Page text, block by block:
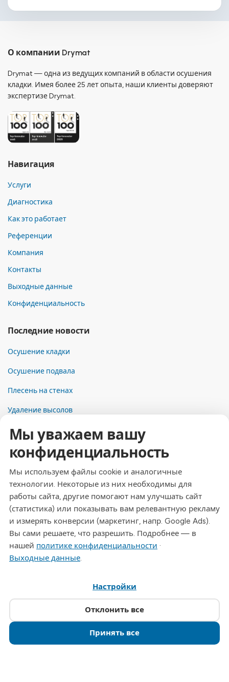
Позвонить · 03726 720560
О компании Drymat
Drymat — одна из ведущих компаний в области осушения
кладки. Имея более 25 лет опыта, наши клиенты доверяют
экспертизе Drymat.
Навигация
Услуги
Диагностика
Как это работает
Референции
Компания
Контакты
Выходные данные
Конфиденциальность
Последние новости
Осушение кладки
Осушение подвала
Плесень на стенах
Удаление высолов
Контакты
Адрес
Dresdner Straße 24, 09577 Niederwiesa
Телефон
+49 (0)3726 - 720 560
Эл. почта
info@drymat.de
Часы работы
Пн-Пт: 08:00 - 15:00
© 2026 Drymat Systeme GmbH.Настройки cookie
Мы уважаем вашу
конфиденциальность
Мы используем файлы cookie и аналогичные
технологии. Некоторые из них необходимы для
работы сайта, другие помогают нам улучшать сайт
(статистика) или показывать вам релевантную рекламу
и измерять конверсии (маркетинг, напр. Google Ads).
Вы сами решаете, что разрешить. Подробнее — в
нашей политике конфиденциальности ·
Выходные данные.
Настройки
Отклонить все
Принять все